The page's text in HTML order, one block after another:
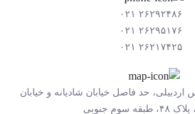
۲۶۲۹۲۴۸۶ ۰۲۱
۲۶۲۹۵۱۷۶ ۰۲۱
۲۶۲۱۷۴۲۵ ۰۲۱
اردبیلی، حد فاصل خیابان شادیانه و خیابان
سوم جنوبی